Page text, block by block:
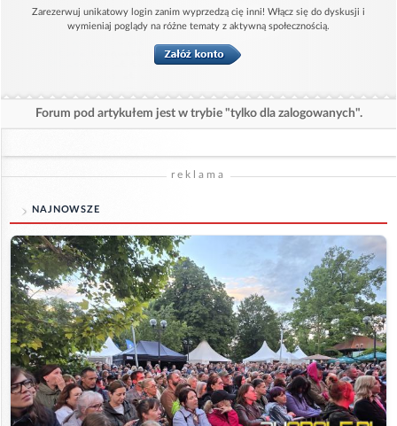
Zarezerwuj unikatowy login zanim wyprzedzą cię inni! Włącz się do dyskusji i
wymieniaj poglądy na różne tematy z aktywną społecznością.
Forum pod artykułem jest w trybie "tylko dla zalogowanych".
reklama
NAJNOWSZE